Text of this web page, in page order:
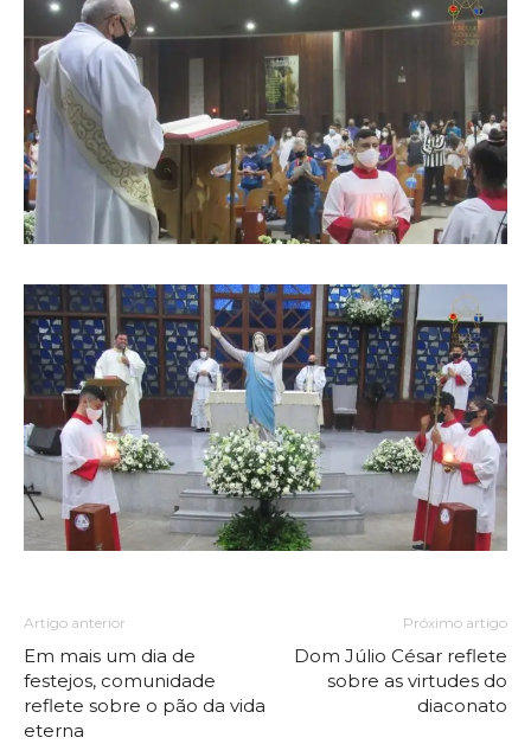
Artigo anterior
Em mais um dia de
festejos, comunidade
reflete sobre o pão da vida
eterna
Próximo artigo
Dom Júlio César reflete
sobre as virtudes do
diaconato